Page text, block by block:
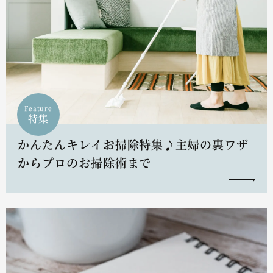
Feature
特集
かんたんキレイお掃除特集♪主婦の裏ワザ
からプロのお掃除術まで